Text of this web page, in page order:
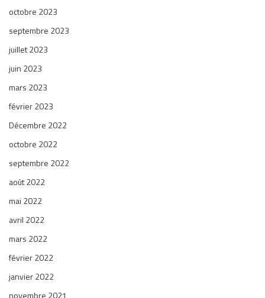
octobre 2023
septembre 2023
juillet 2023
juin 2023
mars 2023
février 2023
Décembre 2022
octobre 2022
septembre 2022
août 2022
mai 2022
avril 2022
mars 2022
février 2022
janvier 2022
novembre 2021